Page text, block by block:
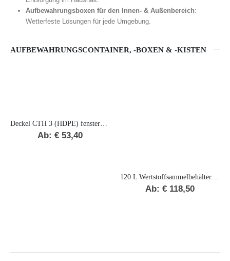
Aufbewahrungsboxen für den Innen- & Außenbereich:
Wetterfeste Lösungen für jede Umgebung.
AUFBEWAHRUNGSCONTAINER, -BOXEN & -KISTEN
Ab: € 53,40
Ab: € 118,50